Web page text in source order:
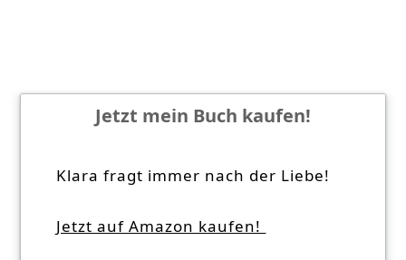
Jetzt mein Buch kaufen!
Klara fragt immer nach der Liebe!
Jetzt auf Amazon kaufen!